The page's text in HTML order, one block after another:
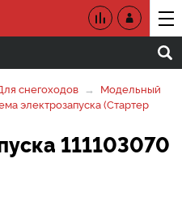
снегоходов
Модельный
электрозапуска (Стартер
111103070